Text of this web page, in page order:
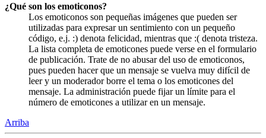
¿Qué son los emoticonos?
Los emoticonos son pequeñas imágenes que pueden ser
utilizadas para expresar un sentimiento con un pequeño
código, e.j. :) denota felicidad, mientras que :( denota tristeza.
La lista completa de emoticones puede verse en el formulario
de publicación. Trate de no abusar del uso de emoticonos,
pues pueden hacer que un mensaje se vuelva muy difícil de
leer y un moderador borre el tema o los emoticones del
mensaje. La administración puede fijar un límite para el
número de emoticones a utilizar en un mensaje.
Arriba